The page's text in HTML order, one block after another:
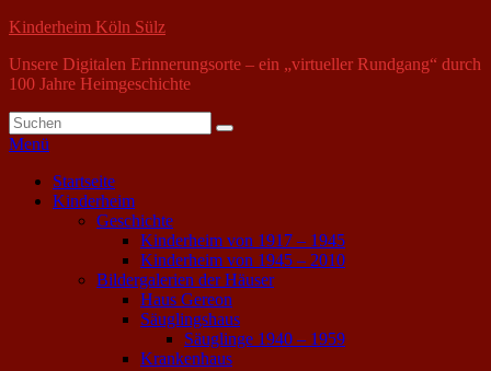
Zum
springen
Kinderheim Köln Sülz
Unsere Digitalen Erinnerungsorte – ein „virtueller Rundgang“ durch
100 Jahre Heimgeschichte
Suche
nach:
Suchen
Menü
Primäres
Menü
Startseite
Kinderheim
Geschichte
Kinderheim von 1917 – 1945
Kinderheim von 1945 – 2010
Bildergalerien der Häuser
Haus Gereon
Säuglingshaus
Säuglinge 1940 – 1959
Krankenhaus